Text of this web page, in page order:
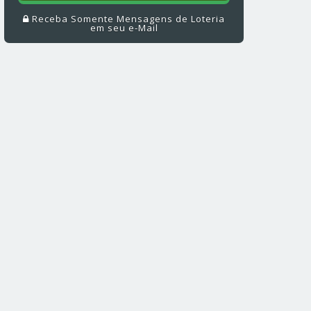
Receba Somente Mensagens de Loteria
em seu e-Mail